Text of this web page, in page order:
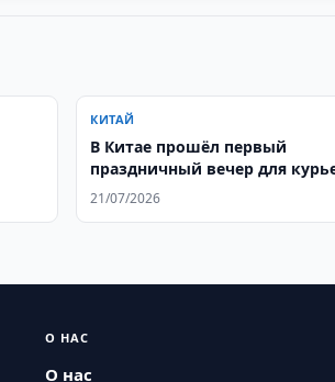
КИТАЙ
В Китае прошёл первый
праздничный вечер для
и других работников новых
21/07/2026
О НАС
О нас